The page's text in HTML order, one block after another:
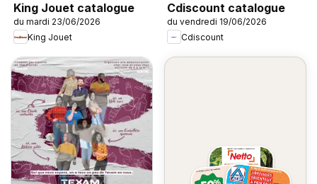
King Jouet catalogue
du mardi 23/06/2026
King Jouet
Cdiscount catalogue
du vendredi 19/06/2026
Cdiscount